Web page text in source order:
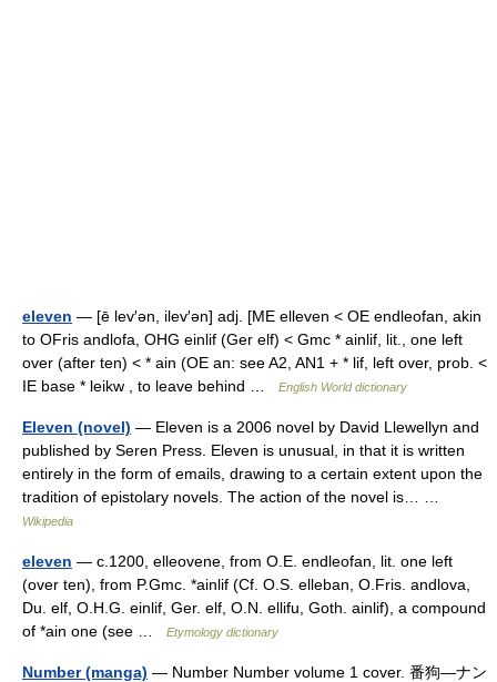
eleven — [ē lev′ən, ilev′ən] adj. [ME elleven < OE endleofan, akin
to OFris andlofa, OHG einlif (Ger elf) < Gmc * ainlif, lit., one left
over (after ten) < * ain (OE an: see A2, AN1 + * lif, left over, prob. <
IE base * leikw , to leave behind …
English World dictionary
Eleven (novel) — Eleven is a 2006 novel by David Llewellyn and
published by Seren Press. Eleven is unusual, in that it is written
entirely in the form of emails, drawing to a certain extent upon the
tradition of epistolary novels. The action of the novel is… …
Wikipedia
eleven — c.1200, elleovene, from O.E. endleofan, lit. one left
(over ten), from P.Gmc. *ainlif (Cf. O.S. elleban, O.Fris. andlova,
Du. elf, O.H.G. einlif, Ger. elf, O.N. ellifu, Goth. ainlif), a compound
of *ain one (see …
Etymology dictionary
Number (manga) — Number Number volume 1 cover. 番狗―ナン